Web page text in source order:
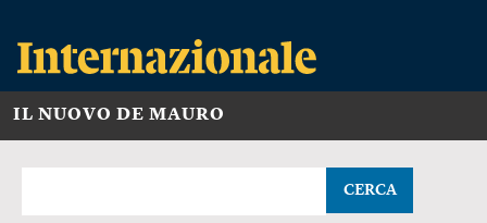
IL NUOVO DE MAURO
CERCA